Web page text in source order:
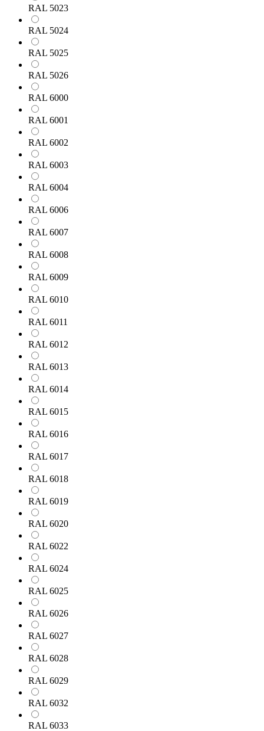
RAL 5023
RAL 5024
RAL 5025
RAL 5026
RAL 6000
RAL 6001
RAL 6002
RAL 6003
RAL 6004
RAL 6006
RAL 6007
RAL 6008
RAL 6009
RAL 6010
RAL 6011
RAL 6012
RAL 6013
RAL 6014
RAL 6015
RAL 6016
RAL 6017
RAL 6018
RAL 6019
RAL 6020
RAL 6022
RAL 6024
RAL 6025
RAL 6026
RAL 6027
RAL 6028
RAL 6029
RAL 6032
RAL 6033